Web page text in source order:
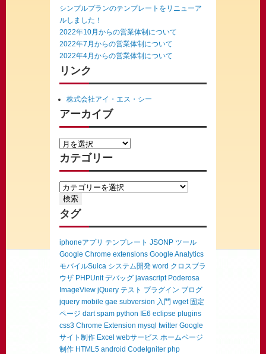
シンプルプランのテンプレートをリニューア
ルしました！
2022年10月からの営業体制について
2022年7月からの営業体制について
2022年4月からの営業体制について
リンク
株式会社アイ・エス・シー
アーカイブ
カテゴリー
タグ
iphoneアプリ テンプレート JSONP ツール
Google Chrome extensions Google Analytics
モバイルSuica システム開発 word クロスブラ
ウザ PHPUnit デバッグ javascript Poderosa
ImageView jQuery テスト プラグイン ブログ
jquery mobile gae subversion 入門 wget 固定
ページ dart spam python IE6 eclipse plugins
css3 Chrome Extension mysql twitter Google
サイト制作 Excel webサービス ホームページ
制作 HTML5 android CodeIgniter php